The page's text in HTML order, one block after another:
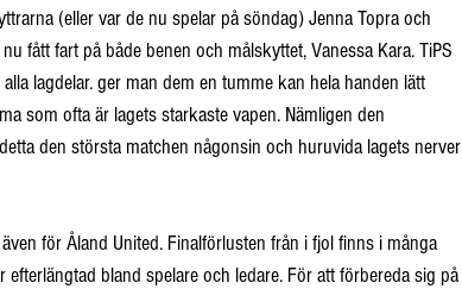
(eller var de nu spelar på söndag) Jenna Topra och
fått fart på både benen och målskyttet, Vanessa Kara. TiPS
lagdelar. ger man dem en tumme kan hela handen lätt
som ofta är lagets starkaste vapen. Nämligen den
den största matchen någonsin och huruvida lagets nerver
för Åland United. Finalförlusten från i fjol finns i många
bland spelare och ledare. För att förbereda sig på